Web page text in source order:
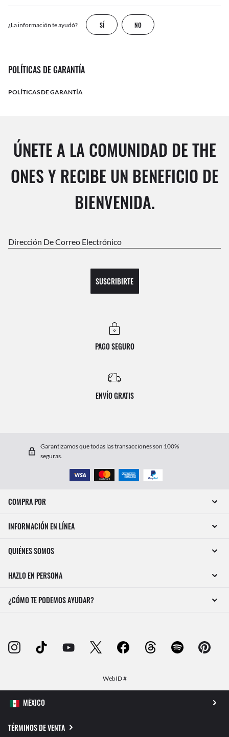
¿La información te ayudó? SÍ NO
POLÍTICAS DE GARANTÍA
POLÍTICAS DE GARANTÍA
ÚNETE A LA COMUNIDAD DE THE
ONES Y RECIBE UN BENEFICIO DE
BIENVENIDA.
Dirección De Correo Electrónico
SUSCRIBIRTE
PAGO SEGURO
ENVÍO GRATIS
Garantizamos que todas las transacciones son 100%
seguras.
COMPRA POR
INFORMACIÓN EN LÍNEA
QUIÉNES SOMOS
HAZLO EN PERSONA
¿CÓMO TE PODEMOS AYUDAR?
WebID #
TÉRMINOS DE VENTA